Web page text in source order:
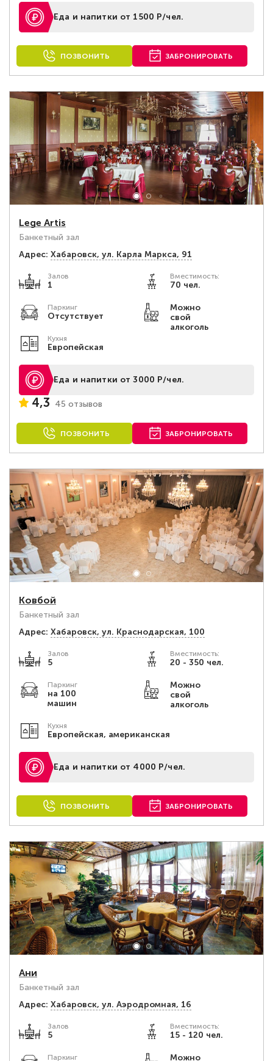
Еда и напитки от 1500 Р/чел.
ПОЗВОНИТЬ ЗАБРОНИРОВАТЬ
Lege Artis
Банкетный зал
Адрес: Хабаровск, ул. Карла Маркса, 91
Залов
1
Вместимость:
70 чел.
Паркинг
Отсутствует
Можно
свой
алкоголь
Кухня
Европейская
Еда и напитки от 3000 Р/чел.
4,3 45 отзывов
ПОЗВОНИТЬ ЗАБРОНИРОВАТЬ
Ковбой
Банкетный зал
Адрес: Хабаровск, ул. Краснодарская, 100
Залов
5
Вместимость:
20 - 350 чел.
Паркинг
на 100
машин
Можно
свой
алкоголь
Кухня
Европейская, американская
Еда и напитки от 4000 Р/чел.
ПОЗВОНИТЬ ЗАБРОНИРОВАТЬ
Ани
Банкетный зал
Адрес: Хабаровск, ул. Аэродромная, 16
Залов
5
Вместимость:
15 - 120 чел.
Паркинг
Можно